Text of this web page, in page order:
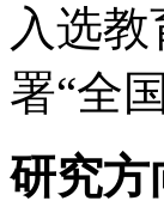
入选
署“全
研究方